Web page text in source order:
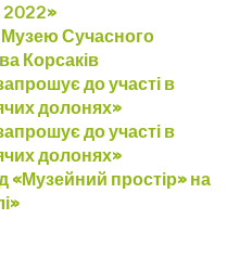
Сучасного
Корсаків
до участі в
долонях»
до участі в
долонях»
«Музейний простір» на